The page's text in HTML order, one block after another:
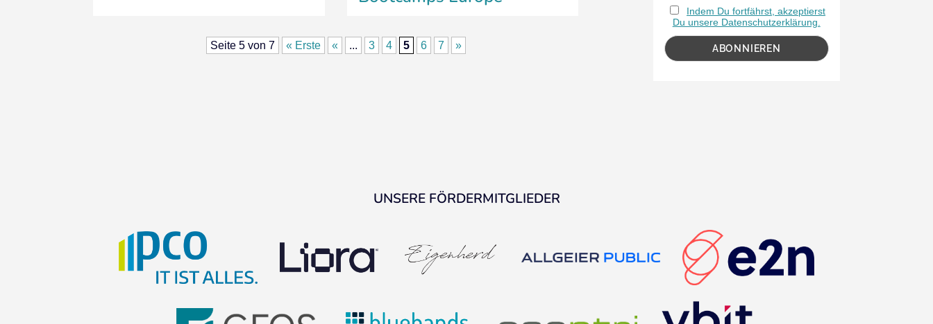
Seite 5 von 7 « Erste « ... 3 4 5 6 7 »
Indem Du fortfährst, akzeptierst
Du unsere Datenschutzerklärung.
UNSERE FÖRDERMITGLIEDER